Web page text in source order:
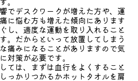
でデスクワークが増えた方や、運
に悩む方も増えた傾向にあります
し、適度な運動を取り入れること
。だからといって放置してしまう
痛みになることがありますので気
対策が必要です。
ては、まずは血行をよくすること
っかりつかるかホットタオルを肩